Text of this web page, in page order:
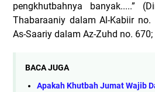
pengkhutbahnya banyak.....”
Thabaraaniy dalam Al-Kabiir
As-Saariy dalam Az-Zuhd no.
BACA JUGA
Apakah Khutbah Jumat Wajib